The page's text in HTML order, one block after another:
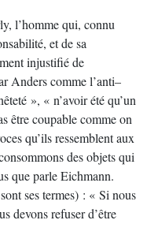
l’homme qui, connu
et de sa
injustifié de
Anders comme l’anti–
», « n’avoir été qu’un
être coupable comme on
qu’ils ressemblent aux
des objets qui
que parle Eichmann.
ses termes) : « Si nous
devons refuser d’être